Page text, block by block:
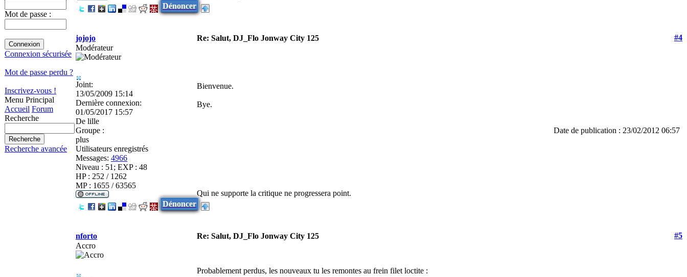
Mot de passe :
Connexion sécurisée
Mot de passe perdu ?
Inscrivez-vous !
Menu Principal
Accueil Forum
Recherche
Recherche avancée
Dénoncer
jojojo Re: Salut, DJ_Flo Jonway City 125
#4
Modérateur
Joint:
13/05/2009 15:14
Dernière connexion:
01/05/2017 15:57
De lille
Groupe :
plus
Utilisateurs enregistrés
Messages: 4966
Niveau : 51; EXP : 48
HP : 252 / 1262
MP : 1655 / 63565
Bienvenue.
Bye.
Date de publication : 23/02/2012 06:57
Qui ne supporte la critique ne progressera point.
Dénoncer
nforto Re: Salut, DJ_Flo Jonway City 125
#5
Accro
Probablement perdus, les nouveaux tu les remontes au frein filet loctite :